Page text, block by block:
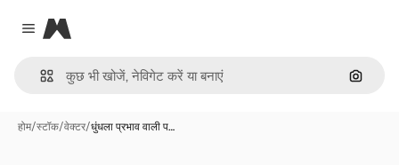
Close menu
Magnific
इमेज से
होम/स्टॉक/वेक्टर/धुंधला प्रभाव वाली प…